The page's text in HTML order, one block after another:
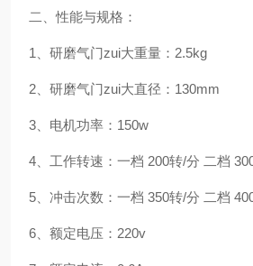
二、性能与规格：
1 、研磨气门zui大重量： 2.5kg
2 、研磨气门zui大直径： 130mm
3 、电机功率： 150w
4 、工作转速：一档 200转/分 二档
5 、冲击次数：一档 350转/分 二档
6 、额定电压： 220v